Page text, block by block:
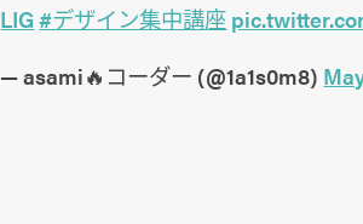
LIG #デザイン集中講座
— asami🔥コーダー (@1a1s0m8)